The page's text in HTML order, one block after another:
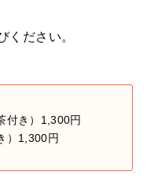
ください。
付き）1,300円
）1,300円